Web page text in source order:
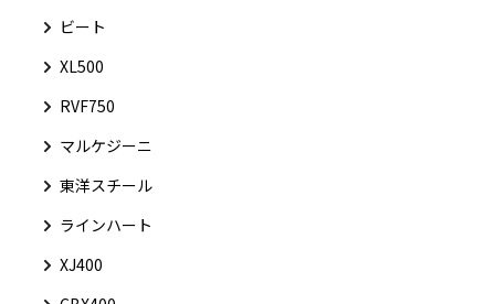
ビート
XL500
RVF750
マルケジーニ
東洋スチール
ラインハート
XJ400